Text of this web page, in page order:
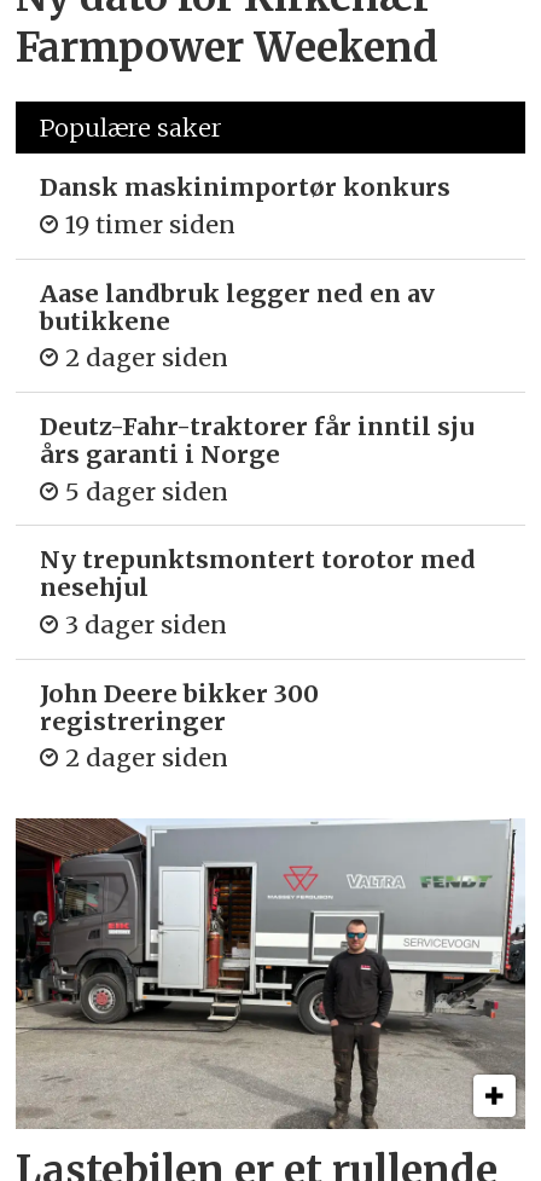
Farmpower Weekend
Populære saker
Dansk maskinimportør konkurs
19 timer siden
Aase landbruk legger ned en av
butikkene
2 dager siden
Deutz-Fahr-traktorer får inntil sju
års garanti i Norge
5 dager siden
Ny trepunkts­montert torotor med
nesehjul
3 dager siden
John Deere bikker 300
registreringer
2 dager siden